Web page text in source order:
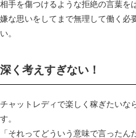
相手を傷つけるような拒絶の言葉を
嫌な思いをしてまで無理して働く必
い。
深く考えすぎない！
チャットレディで楽しく稼ぎたいなら
す。
「それってどういう意味で言った